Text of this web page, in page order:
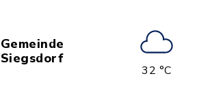
Gemeinde
Siegsdorf
32 °C